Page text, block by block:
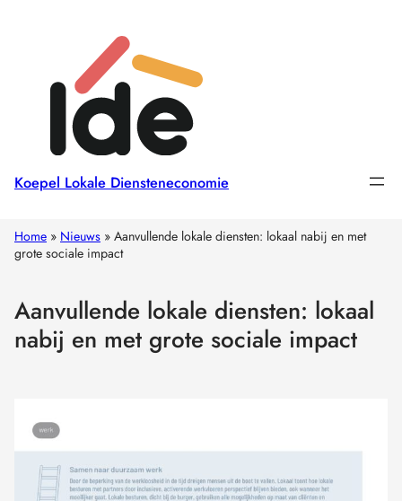
Koepel Lokale Diensteneconomie
Home » Nieuws » Aanvullende lokale diensten: lokaal nabij en met
grote sociale impact
Aanvullende lokale diensten: lokaal
nabij en met grote sociale impact